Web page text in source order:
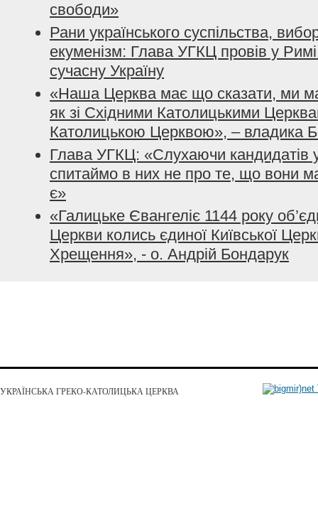
свободи»
Рани українського суспільства,
екуменізм: Глава УГКЦ провів у Римі
сучасну Україну
«Наша Церква має що сказати, ми
як зі Східними Католицькими
Католицькою Церквою», – владика
Глава УГКЦ: «Слухаючи кандидатів
спитаймо в них не про те, що вони
є»
«Галицьке Євангеліє 1144 року
Церкви колись єдиної Київської
Хрещення», - о. Андрій Бондарук
УКРАЇНСЬКА ГРЕКО-КАТОЛИЦЬКА ЦЕРКВА